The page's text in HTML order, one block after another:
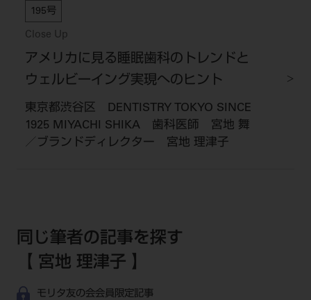
195号
Close Up
アメリカに見る睡眠歯科のトレンドと
ウェルビーイング実現へのヒント
東京都渋谷区 DENTISTRY TOKYO SINCE
1925 MIYACHI SHIKA 歯科医師 宮地 舞
／ブランドディレクター 宮地 理津子
同じ筆者の記事を探す
【 宮地 理津子 】
モリタ友の会会員限定記事